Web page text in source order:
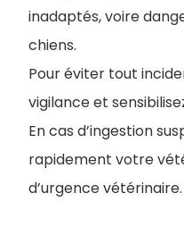
inadaptés, voire
chiens.
Pour éviter tout
vigilance et
En cas d’ingestion
rapidement votre
d’urgence vétérinaire.